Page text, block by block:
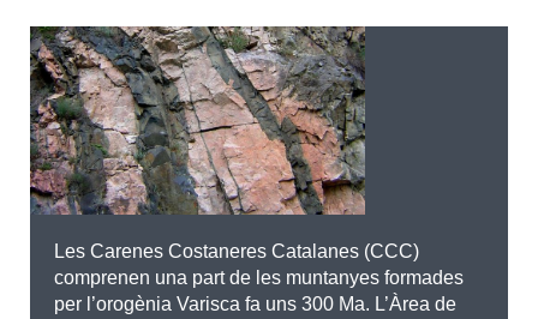
English Español
CERCAR
Les Carenes Costaneres Catalanes (CCC)
comprenen una part de les muntanyes formades
per l’orogènia Varisca fa uns 300 Ma. L’Àrea de